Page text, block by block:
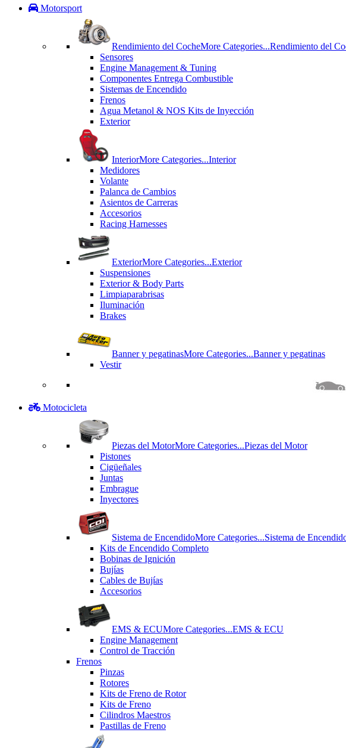
Motorsport
Rendimiento del CocheMore Categories...Rendimiento del
Sensores
Engine Management & Tuning
Componentes Entrega Combustible
Sistemas de Encendido
Frenos
Agua Metanol & NOS Kits de Inyección
Exterior
InteriorMore Categories...Interior
Medidores
Volante
Palanca de Cambios
Asientos de Carreras
Accesorios
Racing Harnesses
ExteriorMore Categories...Exterior
Suspensiones
Exterior & Body Parts
Limpiaparabrisas
Iluminación
Brakes
Banner y pegatinasMore Categories...Banner y pegatinas
Vestir
Motocicleta
Piezas del MotorMore Categories...Piezas del Motor
Pistones
Cigüeñales
Juntas
Εmbrague
Inyectores
Sistema de EncendidoMore Categories...Sistema de
Kits de Encendido Completo
Bobinas de Ignición
Bujías
Cables de Bujías
Accesorios
EMS & ECUMore Categories...EMS & ECU
Engine Management
Control de Tracción
Frenos
Pinzas
Rotores
Kits de Freno de Rotor
Kits de Freno
Cilindros Maestros
Pastillas de Freno